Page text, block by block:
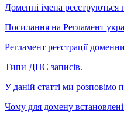
Доменні імена
Посилання на Регламент
Регламент реєстрації
Типи ДНС записів.
У даній статті ми
Чому для домену